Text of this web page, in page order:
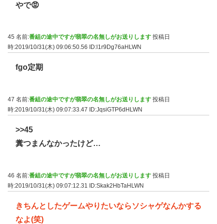
やで😡
45 名前:番組の途中ですが翡翠の名無しがお送りします 投稿日
時:2019/10/31(木) 09:06:50.56
ID:l1r9Dg76aHLWN
fgo定期
47 名前:番組の途中ですが翡翠の名無しがお送りします 投稿日
時:2019/10/31(木) 09:07:33.47
ID:JqsiGTP6dHLWN
>>45
糞つまんなかったけど…
46 名前:番組の途中ですが翡翠の名無しがお送りします 投稿日
時:2019/10/31(木) 09:07:12.31 ID:Skak2HbTaHLWN
きちんとしたゲームやりたいならソシャゲなんかする
なよ(笑)